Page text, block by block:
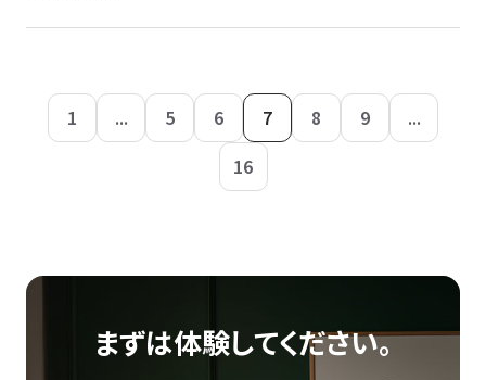
1 ... 5 6 7 8 9
...
16
まずは体験してください。